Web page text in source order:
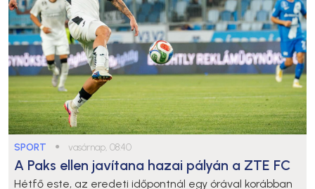
SPORT ● vasárnap, 08:40
A Paks ellen javítana hazai pályán a ZTE FC
Hétfő este, az eredeti időpontnál egy órával korábban